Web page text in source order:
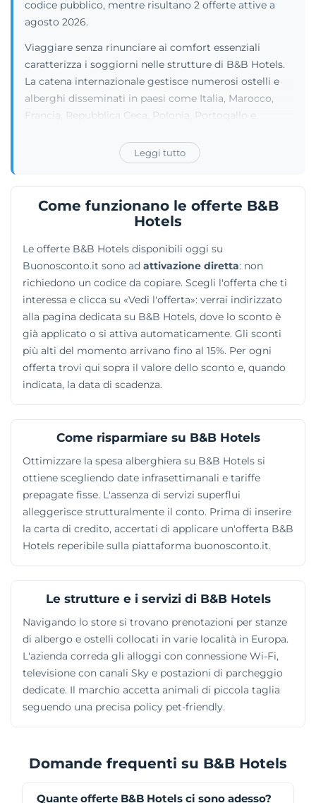
codice pubblico, mentre risultano 2 offerte attive a
agosto 2026.
Viaggiare senza rinunciare ai comfort essenziali
caratterizza i soggiorni nelle strutture di B&B Hotels.
La catena internazionale gestisce numerosi ostelli e
alberghi disseminati in paesi come Italia, Marocco,
Francia, Repubblica Ceca, Polonia, Portogallo e
città strategiche quali Roma, Bergamo, Torino, Milano,
Napoli, Bologna e Firenze. Gli ospiti possono usufruire
aperte e televisioni sintonizzate sui canali Sky. Gli
hotel mettono a disposizione parcheggi riservati e
Controllare le camere libere o procedere direttamente
con le prenotazioni dei soggiorni si rivela facile e
veloce tramite l'utilizzo del portale ufficiale
dell'azienda.
Leggi tutto
Come funzionano le offerte B&B
Hotels
Le offerte B&B Hotels disponibili oggi su
Buonosconto.it sono ad attivazione diretta: non
richiedono un codice da copiare. Scegli l'offerta che ti
interessa e clicca su «Vedi l'offerta»: verrai indirizzato
alla pagina dedicata su B&B Hotels, dove lo sconto è
già applicato o si attiva automaticamente. Gli sconti
più alti del momento arrivano fino al 15%. Per ogni
offerta trovi qui sopra il valore dello sconto e, quando
indicata, la data di scadenza.
Come risparmiare su B&B Hotels
Ottimizzare la spesa alberghiera su B&B Hotels si
ottiene scegliendo date infrasettimanali e tariffe
prepagate fisse. L'assenza di servizi superflui
alleggerisce strutturalmente il conto. Prima di inserire
la carta di credito, accertati di applicare un'offerta B&B
Hotels reperibile sulla piattaforma buonosconto.it.
Le strutture e i servizi di B&B Hotels
Navigando lo store si trovano prenotazioni per stanze
di albergo e ostelli collocati in varie località in Europa.
L'azienda correda gli alloggi con connessione Wi-Fi,
televisione con canali Sky e postazioni di parcheggio
dedicate. Il marchio accetta animali di piccola taglia
seguendo una precisa policy pet-friendly.
Domande frequenti su B&B Hotels
Quante offerte B&B Hotels ci sono adesso?